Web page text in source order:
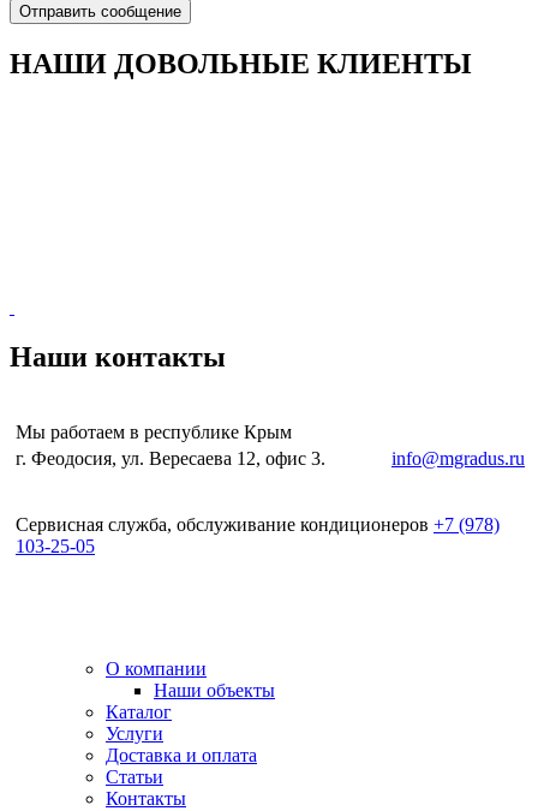
Отправить сообщение
НАШИ ДОВОЛЬНЫЕ КЛИЕНТЫ
Наши контакты
Мы работаем в республике Крым
г. Феодосия, ул. Вересаева 12, офис 3.
info@mgradus.ru
Сервисная служба, обслуживание кондиционеров +7 (978)
103-25-05
О компании
Наши объекты
Каталог
Услуги
Доставка и оплата
Статьи
Контакты